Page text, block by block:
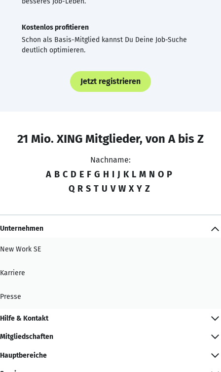
Kostenlos profitieren
Schon als Basis-Mitglied kannst Du Deine Job-Suche
deutlich optimieren.
Jetzt registrieren
21 Mio. XING Mitglieder, von A bis Z
Nachname:
A B C D E F G H I J K L M N O P
Q R S T U V W X Y Z
Unternehmen
New Work SE
Karriere
Presse
Hilfe & Kontakt
Mitgliedschaften
Hauptbereiche